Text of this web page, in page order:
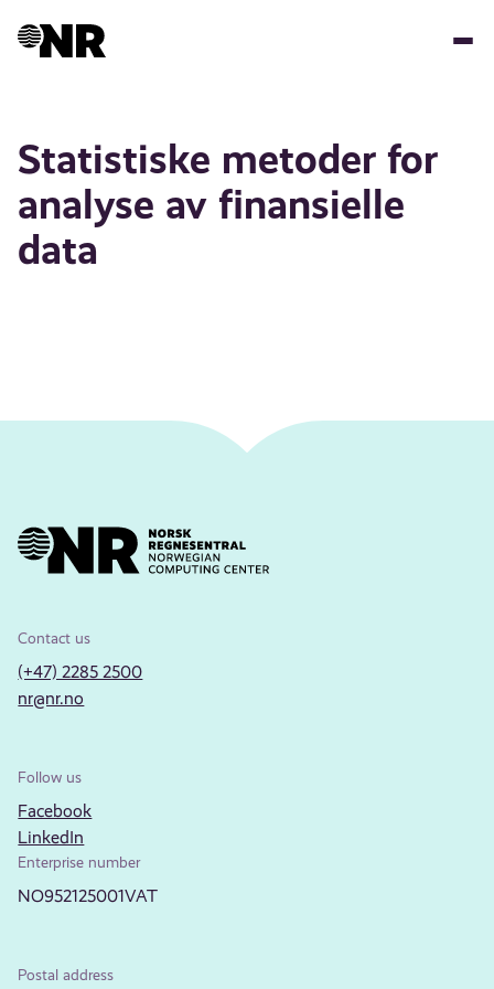
Statistiske metoder for
analyse av finansielle
data
Contact us
(+47) 2285 2500
nr@nr.no
Follow us
Facebook
LinkedIn
Enterprise number
NO952125001VAT
Postal address